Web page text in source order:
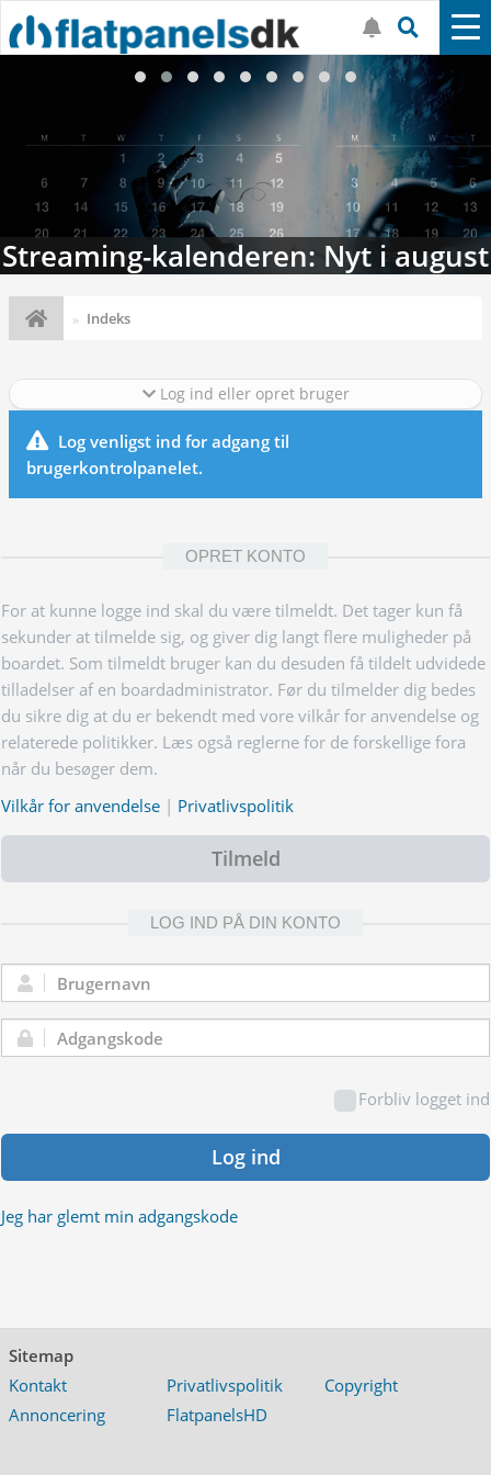
Streaming-kalenderen: Nyt i august
Indeks
Log ind eller opret bruger
Log venligst ind for adgang til
brugerkontrolpanelet.
OPRET KONTO
For at kunne logge ind skal du være tilmeldt. Det tager kun få
sekunder at tilmelde sig, og giver dig langt flere muligheder på
boardet. Som tilmeldt bruger kan du desuden få tildelt udvidede
tilladelser af en boardadministrator. Før du tilmelder dig bedes
du sikre dig at du er bekendt med vore vilkår for anvendelse og
relaterede politikker. Læs også reglerne for de forskellige fora
når du besøger dem.
Vilkår for anvendelse | Privatlivspolitik
Tilmeld
LOG IND PÅ DIN KONTO
Brugernavn:
Adgangskode:
Forbliv logget ind
Log ind
Jeg har glemt min adgangskode
Sitemap
Kontakt
Privatlivspolitik
Copyright
Annoncering
FlatpanelsHD